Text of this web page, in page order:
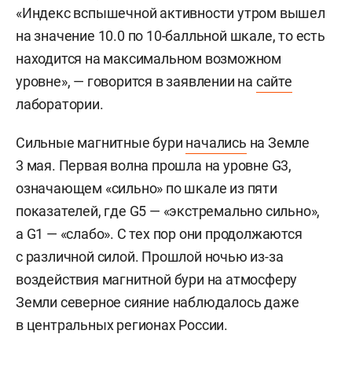
«Индекс вспышечной активности утром вышел
на значение 10.0 по 10-балльной шкале, то есть
находится на максимальном возможном
уровне», — говорится в заявлении на сайте
лаборатории.
Сильные магнитные бури начались на Земле
3 мая. Первая волна прошла на уровне G3,
означающем «сильно» по шкале из пяти
показателей, где G5 — «экстремально сильно»,
а G1 — «слабо». С тех пор они продолжаются
с различной силой. Прошлой ночью из-за
воздействия магнитной бури на атмосферу
Земли северное сияние наблюдалось даже
в центральных регионах России.